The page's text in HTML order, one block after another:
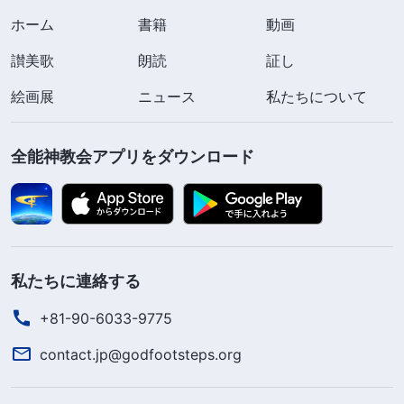
ホーム 書籍
動画
讃美歌
朗読
証し
絵画展
ニュース 私たちについて
全能神教会アプリをダウンロード
私たちに連絡する
+81-90-6033-9775
contact.jp@godfootsteps.org